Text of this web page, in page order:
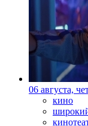
06 августа,
кино